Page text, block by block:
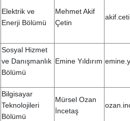
Elektrik ve
Enerji Bölümü
Mehmet Akif
Çetin
Sosyal Hizmet
ve Danışmanlık
Bölümü
Emine Yıldırım
Bilgisayar
Teknolojileri
Bölümü
Mürsel Ozan
İncetaş